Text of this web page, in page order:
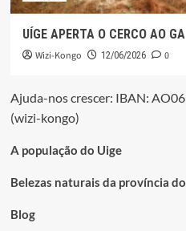
UÍGE APERTA O CERCO AO
Wizi-Kongo 12/06/2026 0
Ajuda-nos crescer: IBAN:
(wizi-kongo)
A população do Uige
Belezas naturais da província
Blog